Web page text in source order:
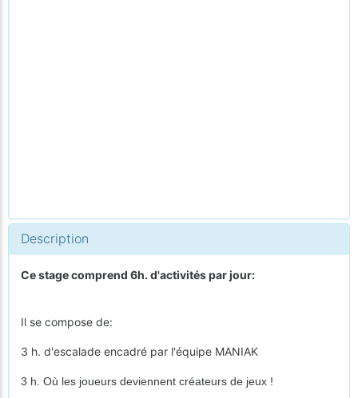
Description
Ce stage comprend 6h. d'activités par jour:
Il se compose de:
3 h. d'escalade encadré par l'équipe MANIAK
3 h. Où les joueurs deviennent créateurs de jeux !